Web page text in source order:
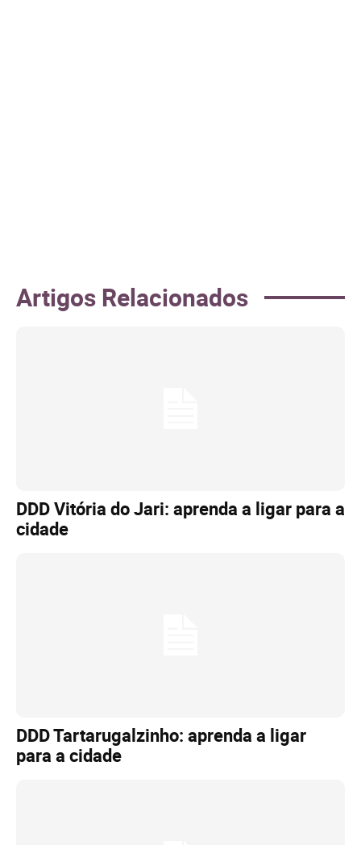
Artigos Relacionados
DDD Vitória do Jari: aprenda a ligar para a
cidade
DDD Tartarugalzinho: aprenda a ligar
para a cidade